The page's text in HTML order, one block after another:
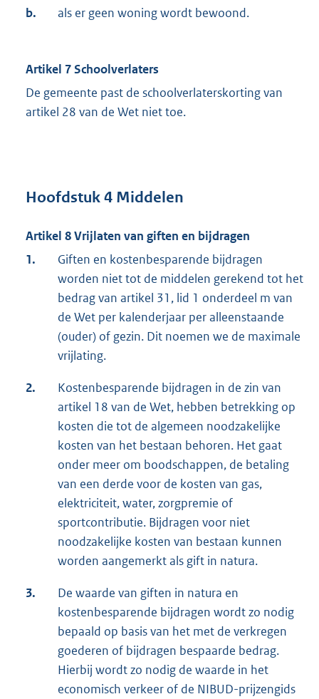
b. als er geen woning wordt bewoond.
Artikel 7 Schoolverlaters
De gemeente past de schoolverlaterskorting van
artikel 28 van de Wet niet toe.
Hoofdstuk 4 Middelen
Artikel 8 Vrijlaten van giften en bijdragen
1.
Giften en kostenbesparende bijdragen
worden niet tot de middelen gerekend tot het
bedrag van artikel 31, lid 1 onderdeel m van
de Wet per kalenderjaar per alleenstaande
(ouder) of gezin. Dit noemen we de maximale
vrijlating.
2.
Kostenbesparende bijdragen in de zin van
artikel 18 van de Wet, hebben betrekking op
kosten die tot de algemeen noodzakelijke
kosten van het bestaan behoren. Het gaat
onder meer om boodschappen, de betaling
van een derde voor de kosten van gas,
elektriciteit, water, zorgpremie of
sportcontributie. Bijdragen voor niet
noodzakelijke kosten van bestaan kunnen
worden aangemerkt als gift in natura.
3.
De waarde van giften in natura en
kostenbesparende bijdragen wordt zo nodig
bepaald op basis van het met de verkregen
goederen of bijdragen bespaarde bedrag.
Hierbij wordt zo nodig de waarde in het
economisch verkeer of de NIBUD-prijzengids